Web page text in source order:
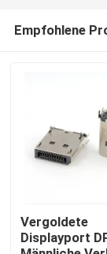
Empfohlene
Vergoldete
Displayport